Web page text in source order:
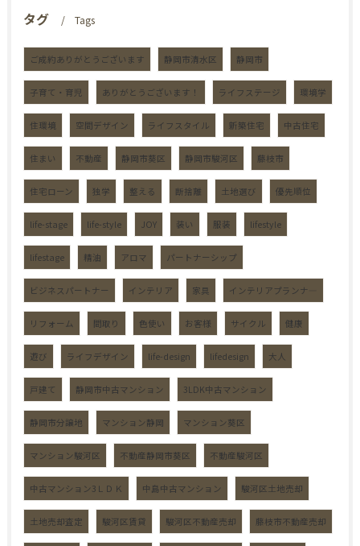
タグ Tags
ご成約ありがとうございます 静岡市清水区 静岡市
子育て・育児 ありがとうございます！ ライフステージ 環境学
住環境 空間デザイン ライフスタイル 新築住宅 中古住宅
住まい 不動産 静岡市葵区 静岡市駿河区 藤枝市
住宅ローン 独学 整える 断捨離 土地選び 優先順位
life-stage life-style JOY 装い 服装 lifestyle
lifestage 精油 アロマ パートナーシップ
ビジネスパートナー インテリア 家具 インテリアプランナ―
リフォーム 間取り 色使い お客様 サイクル 健康
遊び ライフデザイン life-design lifedesign 大人
戸建て 静岡市中古マンション 3LDK中古マンション
静岡市分譲地 マンション静岡 マンション葵区
マンション駿河区 不動産静岡市葵区 不動産駿河区
中古マンション3ＬＤＫ 中島中古マンション 駿河区土地売却
土地売却査定 駿河区賃貸 駿河区不動産売却 藤枝市不動産売却